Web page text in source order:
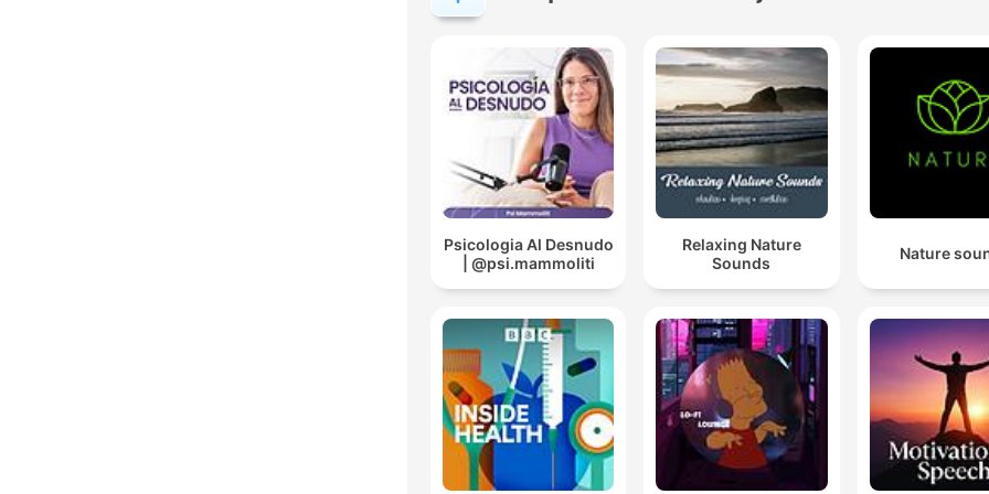
Psicologia Al Desnudo
| @psi.mammoliti
Relaxing Nature
Sounds
Nature